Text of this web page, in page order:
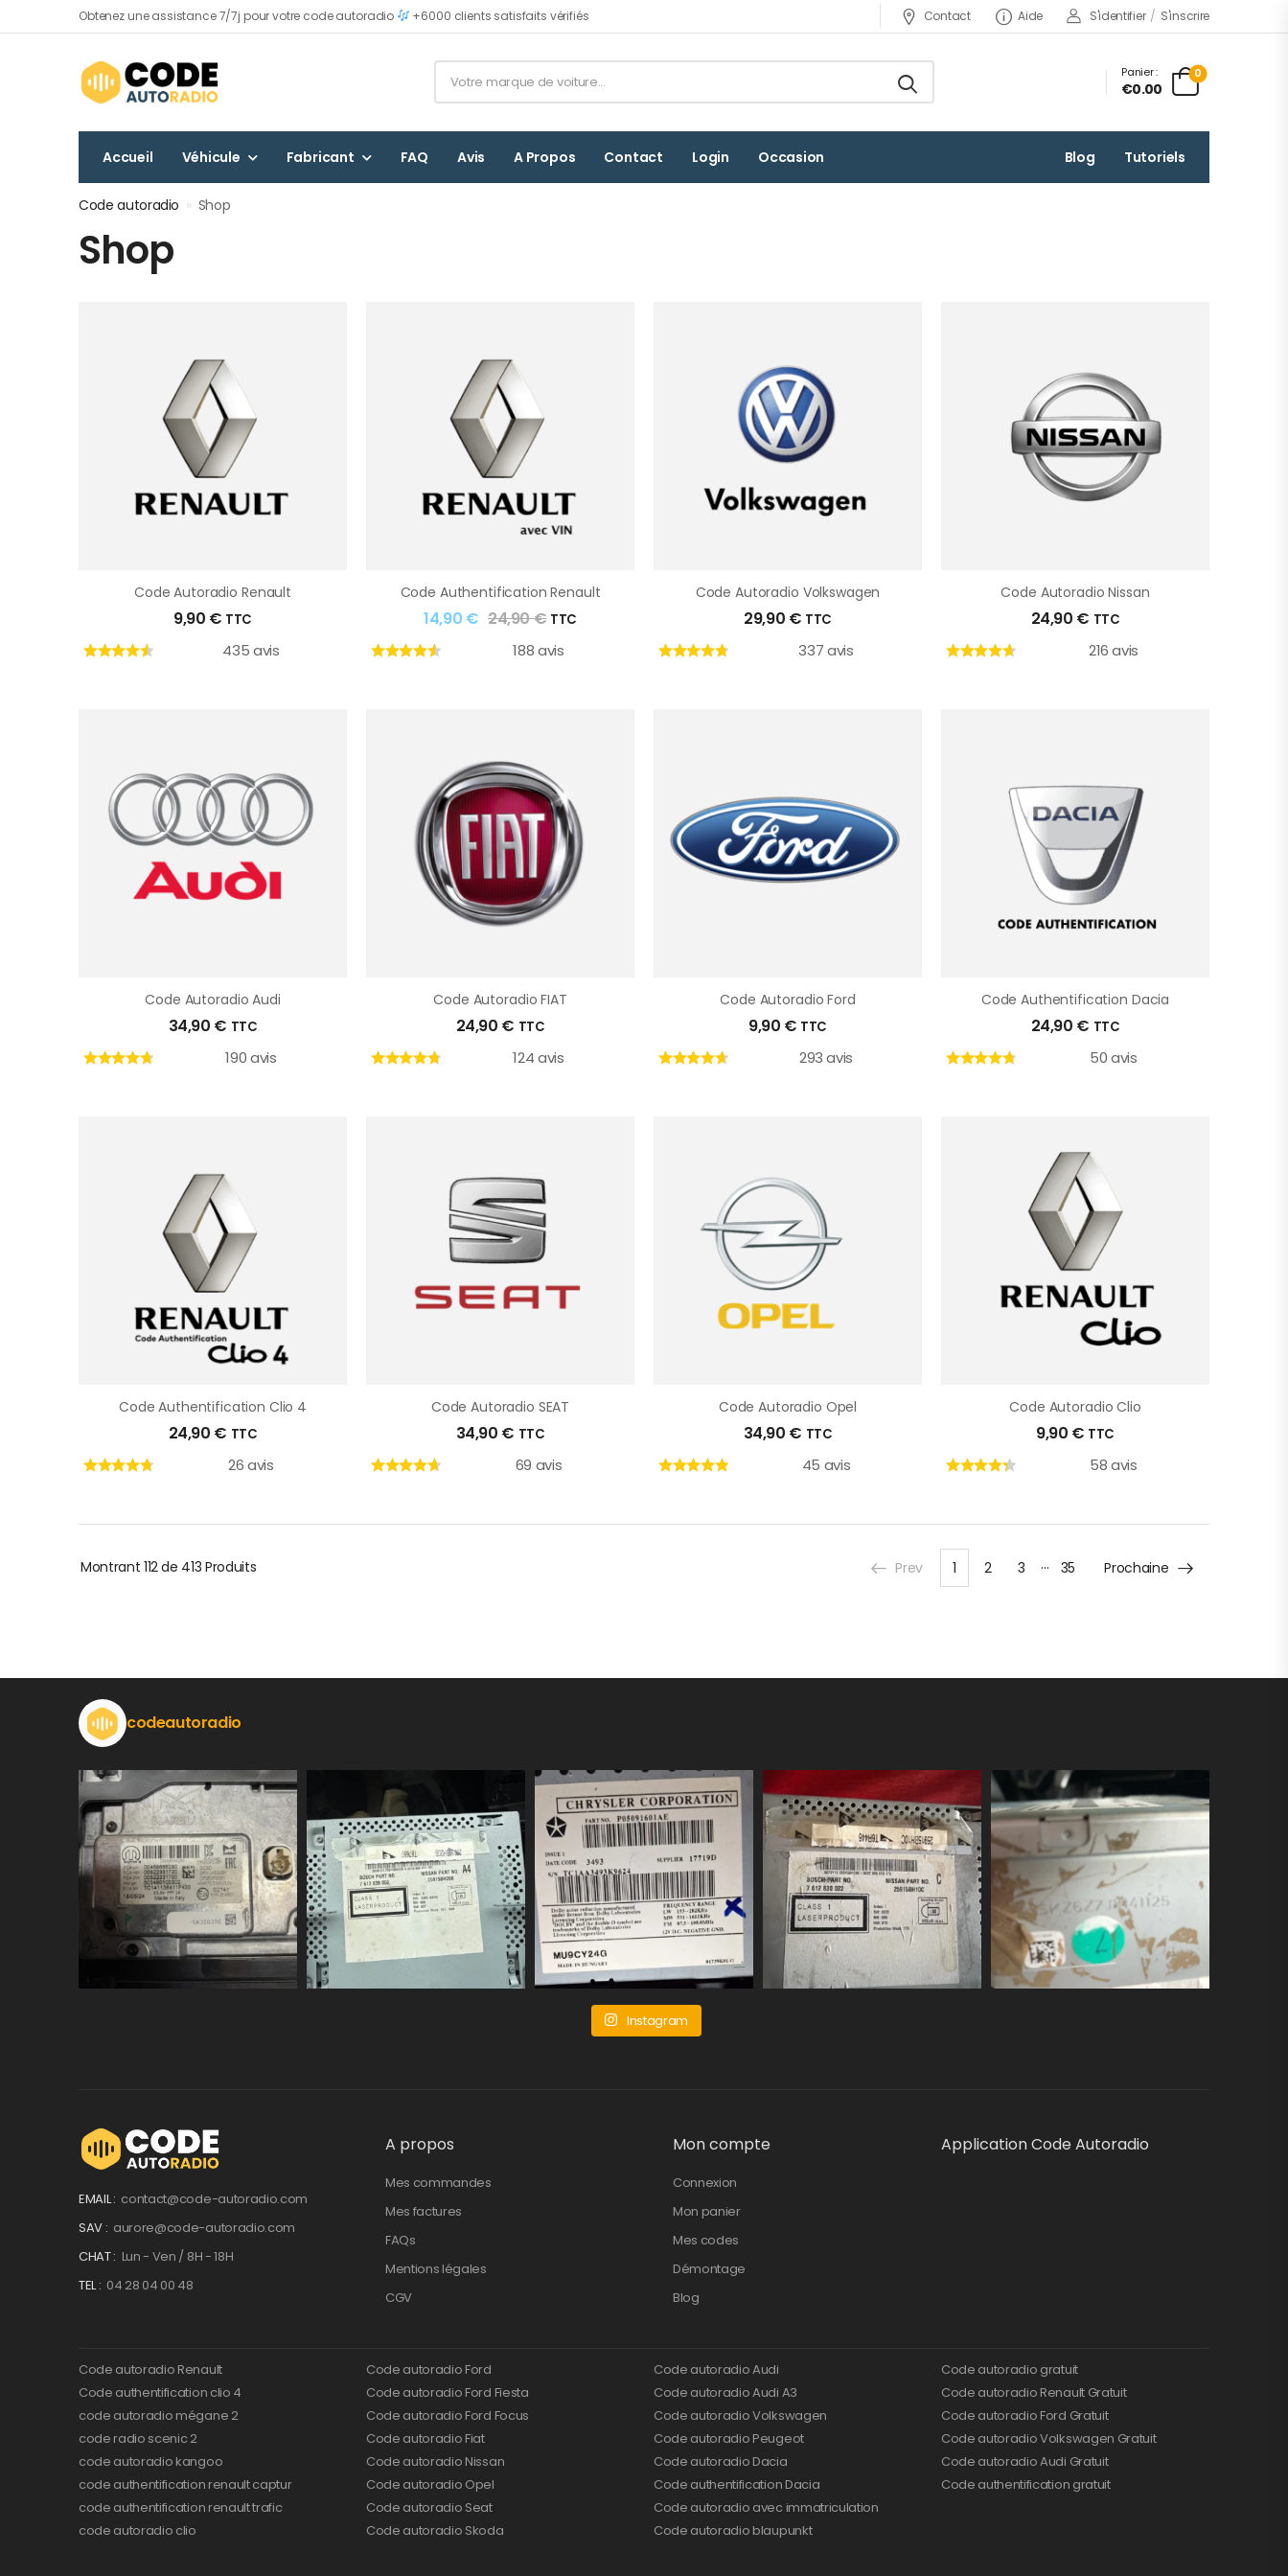
Obtenez une assistance 7/7j pour votre code autoradio +6000 clients satisfaits vérifiés Contact Aide S'identifier / S'inscrire
Panier :
€0.00
0
Accueil Véhicule Fabricant FAQ Avis A Propos Contact Login Occasion Blog Tutoriels
Code autoradio » Shop
Shop
Code Autoradio Renault
9,90 € TTC
435 avis
Code Authentification Renault
14,90 € 24,90€ TTC
188 avis
Code Autoradio Volkswagen
29,90 € TTC
337 avis
Code Autoradio Nissan
24,90 € TTC
216 avis
Code Autoradio Audi
34,90 € TTC
190 avis
Code Autoradio FIAT
24,90 € TTC
124 avis
Code Autoradio Ford
9,90 € TTC
293 avis
Code Authentification Dacia
24,90 € TTC
50 avis
Code Authentification Clio 4
24,90 € TTC
26 avis
Code Autoradio SEAT
34,90 € TTC
69 avis
Code Autoradio Opel
34,90 € TTC
45 avis
Code Autoradio Clio
9,90 € TTC
58 avis
Montrant 112 de 413 Produits Prev 1 2 3 … 35 Prochaine
codeautoradio
Instagram
EMAIL : contact@code-autoradio.com
SAV : aurore@code-autoradio.com
CHAT : Lun - Ven / 8H - 18H
TEL : 04 28 04 00 48
A propos
Mes commandes
Mes factures
FAQs
Mentions légales
CGV
Mon compte
Connexion
Mon panier
Mes codes
Démontage
Blog
Application Code Autoradio
Code autoradio Renault
Code authentification clio 4
code autoradio mégane 2
code radio scenic 2
code autoradio kangoo
code authentification renault captur
code authentification renault trafic
code autoradio clio
Code autoradio Ford
Code autoradio Ford Fiesta
Code autoradio Ford Focus
Code autoradio Fiat
Code autoradio Nissan
Code autoradio Opel
Code autoradio Seat
Code autoradio Skoda
Code autoradio Audi
Code autoradio Audi A3
Code autoradio Volkswagen
Code autoradio Peugeot
Code autoradio Dacia
Code authentification Dacia
Code autoradio avec immatriculation
Code autoradio blaupunkt
Code autoradio gratuit
Code autoradio Renault Gratuit
Code autoradio Ford Gratuit
Code autoradio Volkswagen Gratuit
Code autoradio Audi Gratuit
Code authentification gratuit